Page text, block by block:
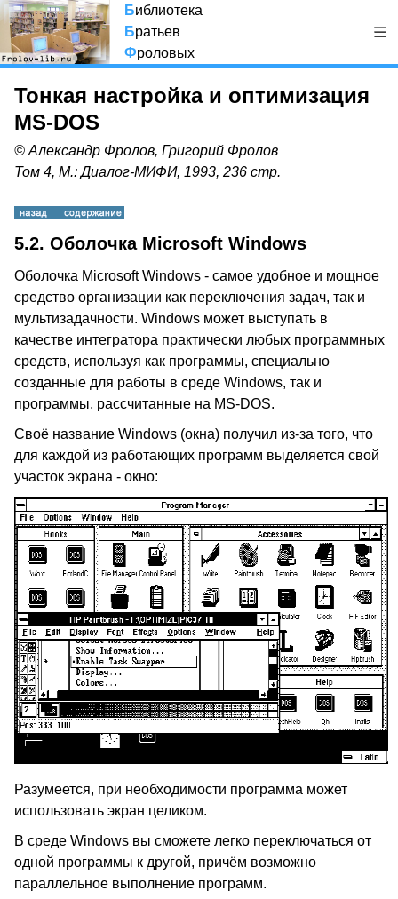
Библиотека
Братьев
Фроловых
Тонкая настройка и оптимизация
MS-DOS
© Александр Фролов, Григорий Фролов
Том 4, М.: Диалог-МИФИ, 1993, 236 стр.
5.2. Оболочка Microsoft Windows
Оболочка Microsoft Windows - самое удобное и мощное
средство организации как переключения задач, так и
мультизадачности. Windows может выступать в
качестве интегратора практически любых программных
средств, используя как программы, специально
созданные для работы в среде Windows, так и
программы, рассчитанные на MS-DOS.
Своё название Windows (окна) получил из-за того, что
для каждой из работающих программ выделяется свой
участок экрана - окно:
Разумеется, при необходимости программа может
использовать экран целиком.
В среде Windows вы сможете легко переключаться от
одной программы к другой, причём возможно
параллельное выполнение программ.